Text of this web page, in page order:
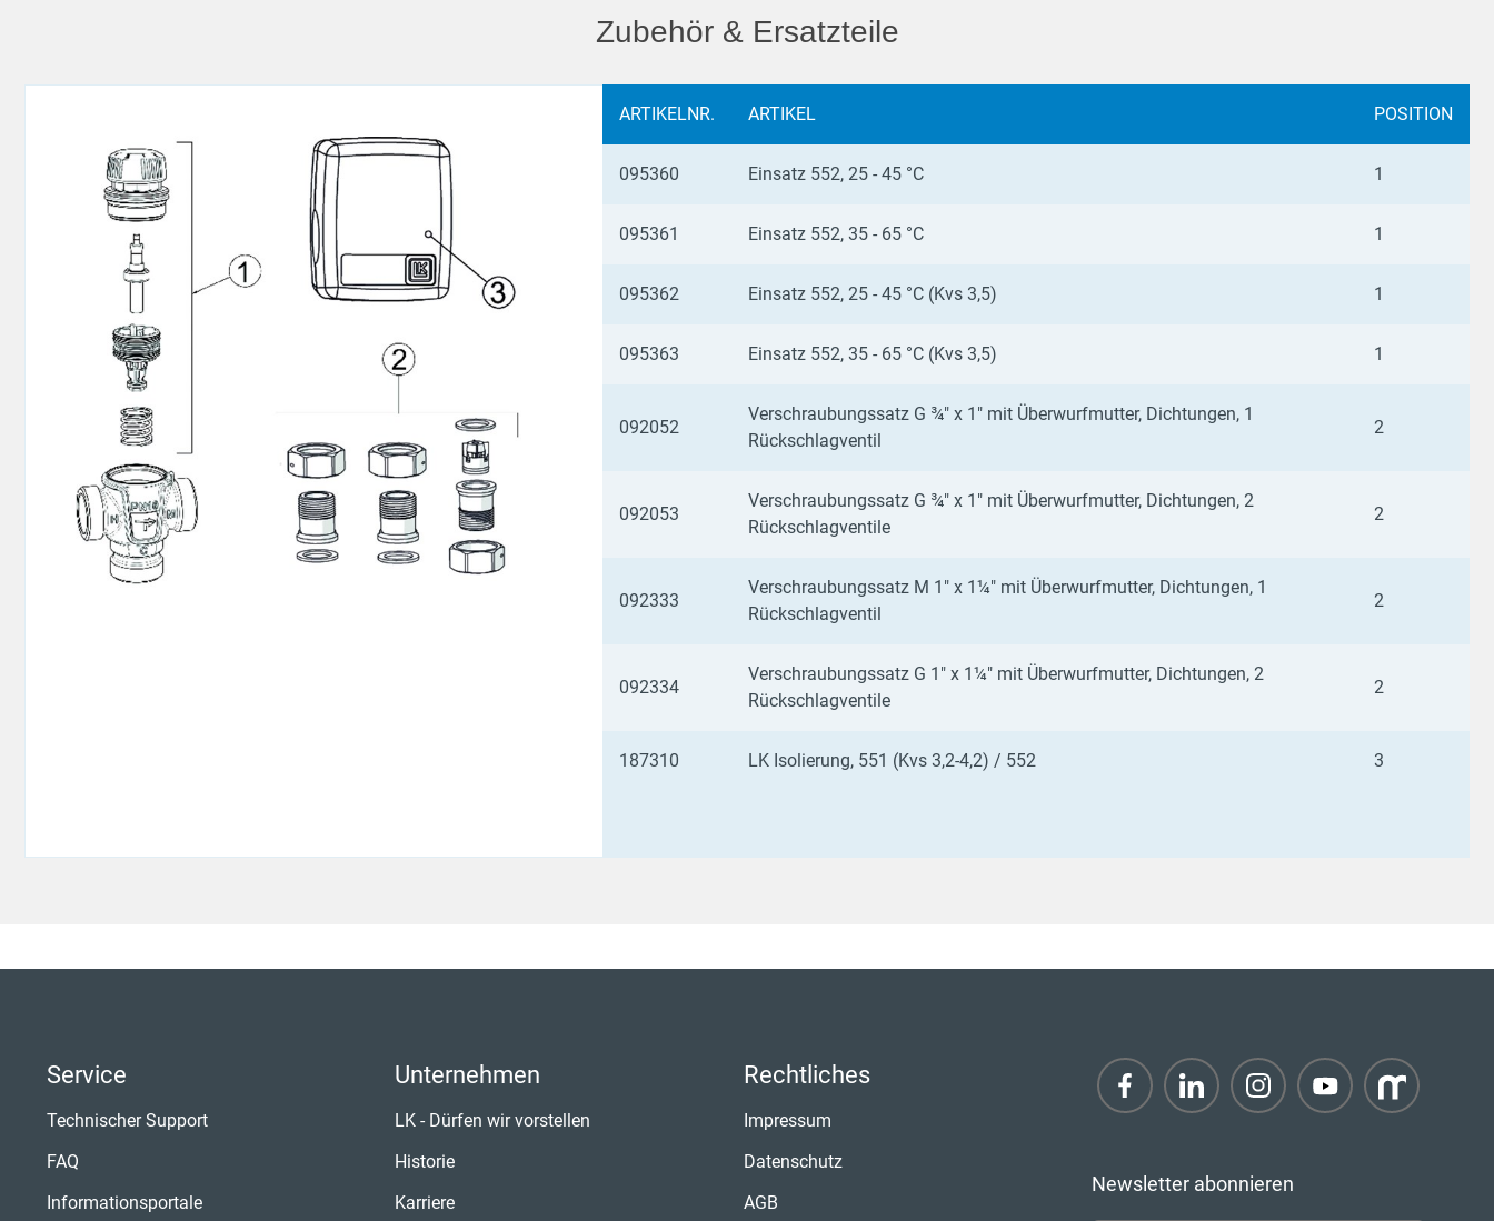
Zubehör & Ersatzteile
ARTIKELNR. ARTIKEL POSITION
095360 Einsatz 552, 25 - 45 °C 1
095361 Einsatz 552, 35 - 65 °C 1
095362 Einsatz 552, 25 - 45 °C (Kvs 3,5) 1
095363 Einsatz 552, 35 - 65 °C (Kvs 3,5) 1
092052
Verschraubungssatz G ¾" x 1" mit Überwurfmutter, Dichtungen, 1
Rückschlagventil
2
092053
Verschraubungssatz G ¾" x 1" mit Überwurfmutter, Dichtungen, 2
Rückschlagventile
2
092333
Verschraubungssatz M 1" x 1¼" mit Überwurfmutter, Dichtungen, 1
Rückschlagventil
2
092334
Verschraubungssatz G 1" x 1¼" mit Überwurfmutter, Dichtungen, 2
Rückschlagventile
2
187310 LK Isolierung, 551 (Kvs 3,2-4,2) / 552 3
Service
Technischer Support
FAQ
Informationsportale
Unternehmen
LK - Dürfen wir vorstellen
Historie
Karriere
Rechtliches
Impressum
Datenschutz
AGB
Newsletter abonnieren